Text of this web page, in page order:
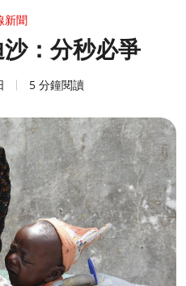
新聞
：分秒必爭
5 分鐘閱讀